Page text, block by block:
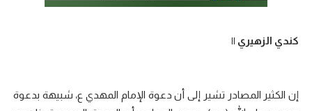
كندي الزهيري ||
إن الكثير المصادر تشير إلى أن دعوة الإمام المهدي ع، شبيهة بدعوة